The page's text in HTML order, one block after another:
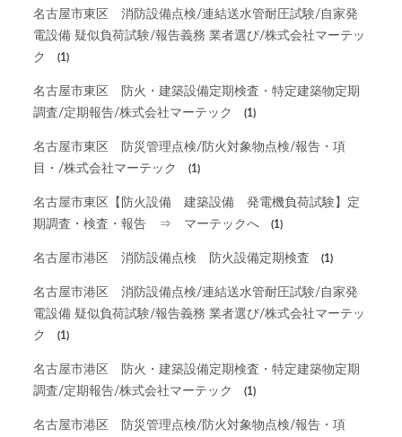
名古屋市東区 消防設備点検/連結送水管耐圧試験/自家発
電設備 疑似負荷試験/報告義務 業者選び/株式会社マーテッ
ク
(1)
名古屋市東区 防火・建築設備定期検査・特定建築物定期
調査/定期報告/株式会社マーテック
(1)
名古屋市東区 防災管理点検/防火対象物点検/報告・項
目・/株式会社マーテック
(1)
名古屋市東区【防火設備 建築設備 発電機負荷試験】定
期調査・検査・報告 ⇒ マーテックへ
(1)
名古屋市港区 消防設備点検 防火設備定期検査 (1)
名古屋市港区 消防設備点検/連結送水管耐圧試験/自家発
電設備 疑似負荷試験/報告義務 業者選び/株式会社マーテッ
ク
(1)
名古屋市港区 防火・建築設備定期検査・特定建築物定期
調査/定期報告/株式会社マーテック
(1)
名古屋市港区 防災管理点検/防火対象物点検/報告・項